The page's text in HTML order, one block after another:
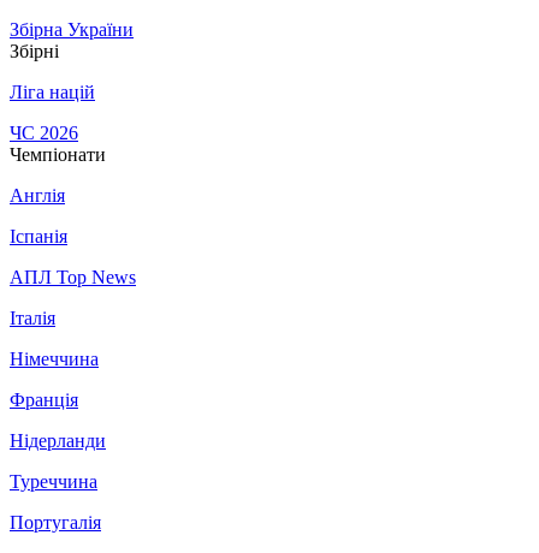
Збірна України
Збірні
Ліга націй
ЧС 2026
Чемпіонати
Англія
Іспанія
АПЛ Top News
Італія
Німеччина
Франція
Нідерланди
Туреччина
Португалія